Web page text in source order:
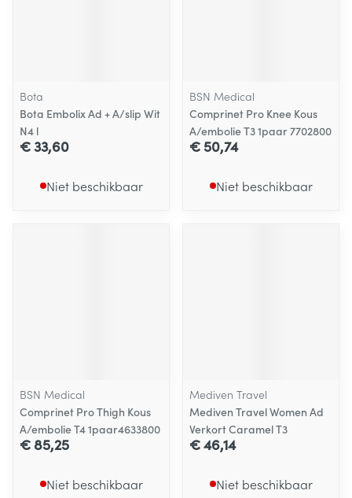
Bota
Bota Embolix Ad + A/slip Wit
N4 l
€ 33,60
Niet beschikbaar
BSN Medical
Comprinet Pro Knee Kous
A/embolie T3 1paar 7702800
€ 50,74
Niet beschikbaar
BSN Medical
Comprinet Pro Thigh Kous
A/embolie T4 1paar4633800
€ 85,25
Niet beschikbaar
Mediven Travel
Mediven Travel Women Ad
Verkort Caramel T3
€ 46,14
Niet beschikbaar